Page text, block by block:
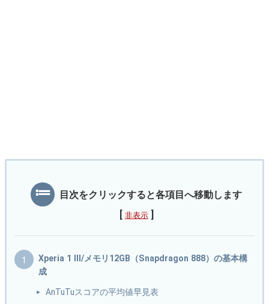
目次をクリックすると各項目へ移動します
非表示
Xperia 1 III/メモリ12GB（Snapdragon 888）の基本構
成
AnTuTuスコアの平均値早見表